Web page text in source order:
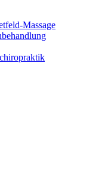
Massage